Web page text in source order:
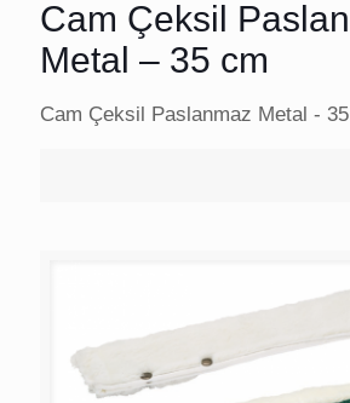
Cam Çeksil
Metal – 35 cm
Cam Çeksil Paslanmaz Metal -